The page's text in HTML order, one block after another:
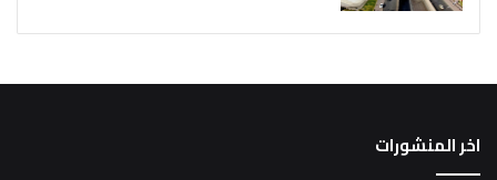
اخر المنشورات